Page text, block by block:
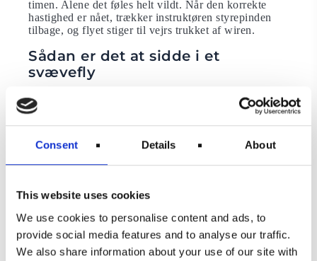
Consent Details About
This website uses cookies
We use cookies to personalise content and ads, to
provide social media features and to analyse our traffic.
We also share information about your use of our site with
timen. Alene det føles helt vildt. Når den korrekte
hastighed er nået, trækker instruktøren styrepinden
tilbage, og flyet stiger til vejrs trukket af wiren.
Sådan er det at sidde i et
svævefly
Flyet stiger cirka 60°, men det føles egentligt, som om
det stiger lodret som en raket. Kigger man frem ser
man lige op i den blå himmel, drister man sig til at
huse og biler blive bittesmå. Når vi nærmer os 1200
fod tillader wirens længde ikke mere stigning, og flyet
Kontrasten til den voldsomme acceleration, den
kraftige stigning og den store G-påvirkning er enorm.
Stilheden, flyets rolige bevægelser, og den fantastiske
udsigt udløser en intens lykkefølelse.